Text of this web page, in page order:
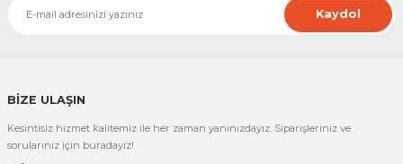
Kaydol
BİZE ULAŞIN
Kesintisiz hizmet kalitemiz ile her zaman yanınızdayız. Siparişleriniz ve
sorularınız için buradayız!